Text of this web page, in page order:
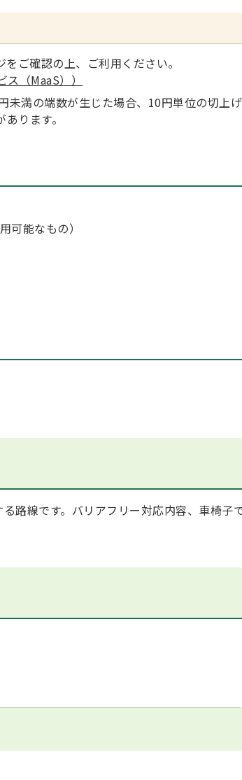
ご確認の上、ご利用ください。
（MaaS））
未満の端数が生じた場合、10円単位の切上げ
ります。
可能なもの）
路線です。バリアフリー対応内容、車椅子